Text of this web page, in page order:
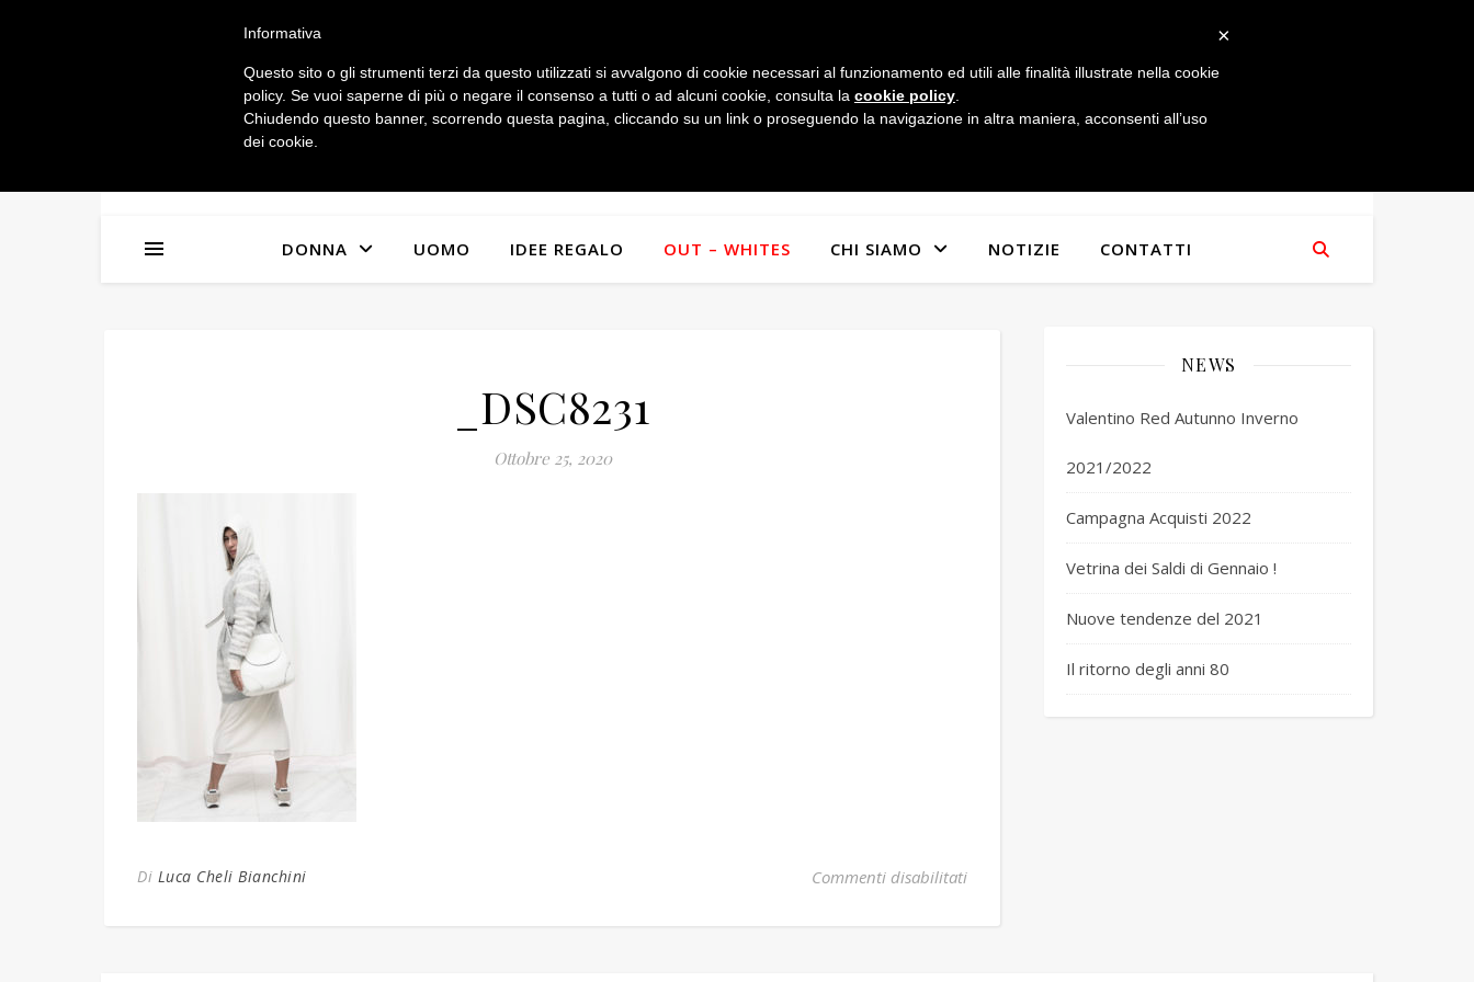
IL MIO ACCOUNT
DONNA UOMO IDEE REGALO OUT – WHITES CHI SIAMO NOTIZIE CONTATTI
_DSC8231
Ottobre 25, 2020
Di Luca Cheli Bianchini Commenti disabilitatisu _DSC8231
NEWS
Valentino Red Autunno Inverno
2021/2022
Campagna Acquisti 2022
Vetrina dei Saldi di Gennaio !
Nuove tendenze del 2021
Il ritorno degli anni 80
×
Informativa
Questo sito o gli strumenti terzi da questo utilizzati si avvalgono di cookie necessari al funzionamento ed utili alle finalità illustrate nella cookie
policy. Se vuoi saperne di più o negare il consenso a tutti o ad alcuni cookie, consulta la cookie policy
Chiudendo questo banner, scorrendo questa pagina, cliccando su un link o proseguendo la navigazione in altra maniera, acconsenti all’uso
dei cookie.